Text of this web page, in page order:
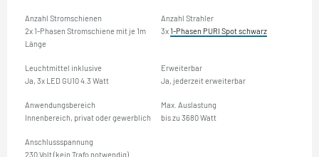
Anzahl Stromschienen
2x 1-Phasen Stromschiene mit je 1m
Länge
Anzahl Strahler
3x1-Phasen PURI Spot schwarz
Leuchtmittel inklusive
Ja, 3x LED GU10 4.3 Watt
Erweiterbar
Ja, jederzeit erweiterbar
Anwendungsbereich
Innenbereich, privat oder gewerblich
Max. Auslastung
bis zu 3680 Watt
Anschlussspannung
230 Volt (kein Trafo notwendig)